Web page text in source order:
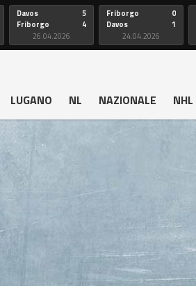
Davos
Friborgo
5
4
26.04.2026
Friborgo
Davos
0
1
24.04.2026
LUGANO NL NAZIONALE NHL